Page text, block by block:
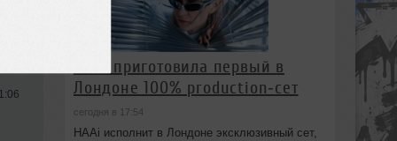
HAAi приготовила первый в
Лондоне 100% production‑сет
сегодня в 17:54
HAAi исполнит в Лондоне эксклюзивный сет,